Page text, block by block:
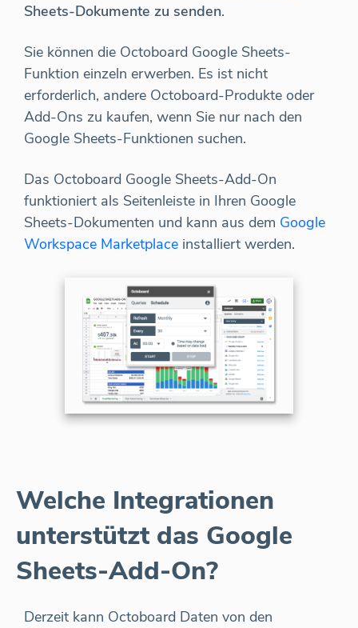
Sheets-Dokumente zu senden.
Sie können die Octoboard Google Sheets-
Funktion einzeln erwerben. Es ist nicht
erforderlich, andere Octoboard-Produkte oder
Add-Ons zu kaufen, wenn Sie nur nach den
Google Sheets-Funktionen suchen.
Das Octoboard Google Sheets-Add-On
funktioniert als Seitenleiste in Ihren Google
Sheets-Dokumenten und kann aus dem Google
Workspace Marketplace installiert werden.
Welche Integrationen
unterstützt das Google
Sheets-Add-On?
Derzeit kann Octoboard Daten von den